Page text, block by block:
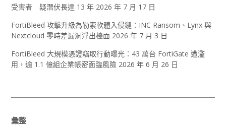
受害者 疑潛伏長達 13 年 2026 年 7 月 17 日
FortiBleed 攻擊升級為勒索軟體入侵鏈：INC Ransom、Lynx 與
Nextcloud 零時差漏洞浮出檯面 2026 年 7 月 3 日
FortiBleed 大規模憑證竊取行動曝光：43 萬台 FortiGate 遭濫
用，逾 1.1 億組企業帳密面臨風險 2026 年 6 月 26 日
彙整